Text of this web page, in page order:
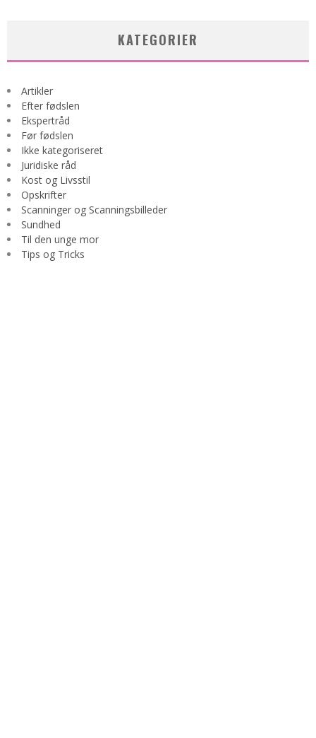
KATEGORIER
Artikler
Efter fødslen
Ekspertråd
Før fødslen
Ikke kategoriseret
Juridiske råd
Kost og Livsstil
Opskrifter
Scanninger og Scanningsbilleder
Sundhed
Til den unge mor
Tips og Tricks